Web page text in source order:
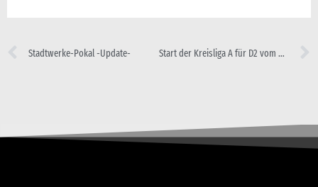
Stadtwerke-Pokal -Update- Start der Kreisliga A für D2 vom Pech gezeichnet